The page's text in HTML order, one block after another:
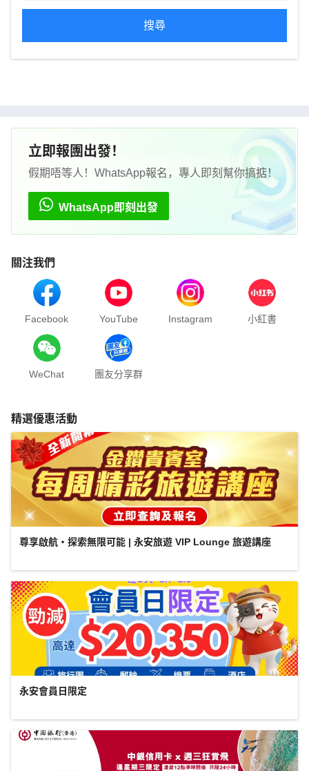
搜尋
立即報團出發！
假期唔等人！WhatsApp報名，專人即刻幫你搞掂！
WhatsApp即刻出發
關注我們
Facebook YouTube Instagram 小紅書
WeChat 團友分享群
精選優惠活動
尊享啟航・探索無限可能 | 永安旅遊 VIP Lounge 旅遊講座
永安會員日限定